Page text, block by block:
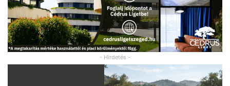
- Hirdetés -